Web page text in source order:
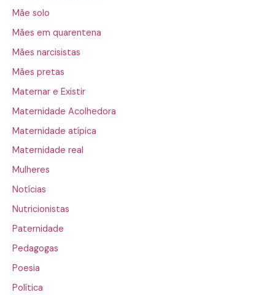
Mãe solo
Mães em quarentena
Mães narcisistas
Mães pretas
Maternar e Existir
Maternidade Acolhedora
Maternidade atípica
Maternidade real
Mulheres
Notícias
Nutricionistas
Paternidade
Pedagogas
Poesia
Política